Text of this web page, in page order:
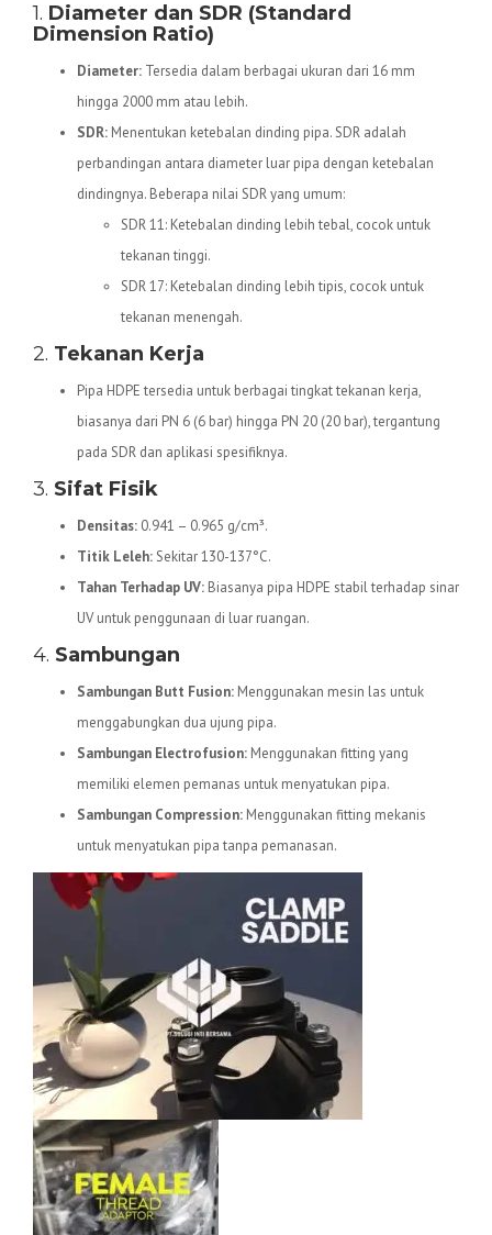
1. Diameter dan SDR (Standard
Dimension Ratio)
Diameter: Tersedia dalam berbagai ukuran dari 16 mm
hingga 2000 mm atau lebih.
SDR: Menentukan ketebalan dinding pipa. SDR adalah
perbandingan antara diameter luar pipa dengan ketebalan
dindingnya. Beberapa nilai SDR yang umum:
SDR 11: Ketebalan dinding lebih tebal, cocok untuk
tekanan tinggi.
SDR 17: Ketebalan dinding lebih tipis, cocok untuk
tekanan menengah.
2. Tekanan Kerja
Pipa HDPE tersedia untuk berbagai tingkat tekanan kerja,
biasanya dari PN 6 (6 bar) hingga PN 20 (20 bar), tergantung
pada SDR dan aplikasi spesifiknya.
3. Sifat Fisik
Densitas: 0.941 – 0.965 g/cm³.
Titik Leleh:Sekitar 130-137°C.
Tahan Terhadap UV: Biasanya pipa HDPE stabil terhadap sinar
UV untuk penggunaan di luar ruangan.
4. Sambungan
Sambungan Butt Fusion: Menggunakan mesin las untuk
menggabungkan dua ujung pipa.
Sambungan Electrofusion: Menggunakan fitting yang
memiliki elemen pemanas untuk menyatukan pipa.
Sambungan Compression: Menggunakan fitting mekanis
untuk menyatukan pipa tanpa pemanasan.